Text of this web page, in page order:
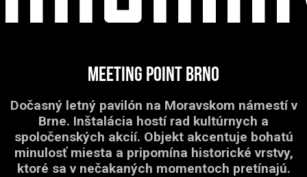
Meeting point Brno
Dočasný letný pavilón na Moravskom námestí v
Brne. Inštalácia hostí rad kultúrnych a
spoločenských akcií. Objekt akcentuje bohatú
minulosť miesta a pripomína historické vrstvy,
ktoré sa v nečakaných momentoch pretínajú.